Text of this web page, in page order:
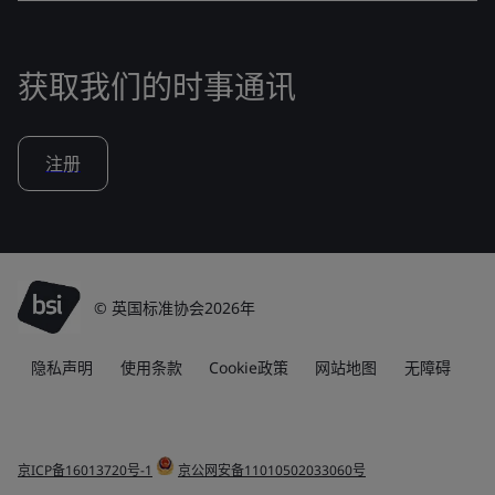
获取我们的时事通讯
注册
© 英国标准协会2026年
隐私声明 使用条款 Cookie政策 网站地图 无障碍
京ICP备16013720号-1 京公网安备11010502033060号